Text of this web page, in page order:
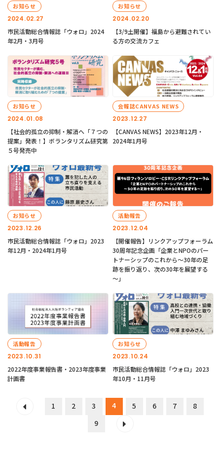
2024.02.27
お知らせ
市民活動総合情報誌「ウォロ」2024
年2月・3月号
2024.02.20
お知らせ
【3/9土開催】福島から避難されてい
る方の交流カフェ
2024.01.08
お知らせ
【社会的孤立の抑制・解消へ「７つの
提案」発表！】ボランタリズム研究第
５号発売中
2023.12.27
会報誌CANVAS NEWS
【CANVAS NEWS】2023年12月・
2024年1月号
2023.12.26
お知らせ
市民活動総合情報誌「ウォロ」2023
年12月・2024年1月号
2023.12.04
活動報告
【開催報告】リンクアップフォーラム
30周年記念企画「企業とNPOのパー
トナーシップのこれから～30年の足
跡を振り返り、次の30年を展望する
～」
2023.10.31
活動報告
2022年度事業報告書・2023年度事業
計画書
2023.10.24
お知らせ
市民活動総合情報誌「ウォロ」2023
年10月・11月号
1 2 3 4 5 6 7
8
9